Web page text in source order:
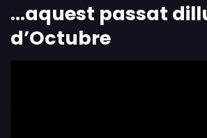
…aquest passat
d’Octubre